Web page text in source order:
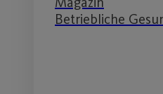
Betriebliche